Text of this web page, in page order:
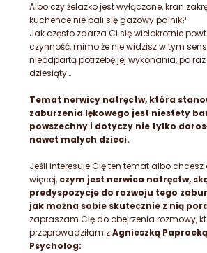
Albo czy żelazko jest wyłączone, kran
kuchence nie pali się gazowy palnik?
Jak często zdarza Ci się wielokrotnie
czynność, mimo że nie widzisz w tym
nieodpartą potrzebę jej wykonania, po
dziesiąty…
Temat nerwicy natręctw, która
zaburzenia lękowego jest niestety
powszechny i dotyczy nie tylko
nawet małych dzieci.
Jeśli interesuje Cię ten temat albo chcesz
więcej, czym jest nerwica natręctw,
predyspozycje do rozwoju tego
jak można sobie skutecznie z nią
zapraszam Cię do obejrzenia rozmowy,
przeprowadziłam zAgnieszką
Psycholog: